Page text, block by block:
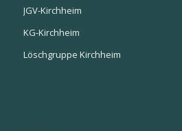
JGV-Kirchheim
KG-Kirchheim
Löschgruppe Kirchheim